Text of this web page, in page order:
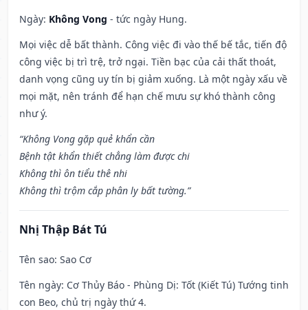
Ngày: Không Vong - tức ngày Hung.
Mọi việc dễ bất thành. Công việc đi vào thế bế tắc, tiến độ
công việc bị trì trệ, trở ngại. Tiền bạc của cải thất thoát,
danh vọng cũng uy tín bị giảm xuống. Là một ngày xấu về
mọi mặt, nên tránh để hạn chế mưu sự khó thành công
như ý.
“Không Vong gặp quẻ khẩn cần
Bệnh tật khẩn thiết chẳng làm được chi
Không thì ôn tiểu thê nhi
Không thì trộm cắp phân ly bất tường.”
Nhị Thập Bát Tú
Tên sao: Sao Cơ
Tên ngày: Cơ Thủy Báo - Phùng Dị: Tốt (Kiết Tú) Tướng tinh
con Beo, chủ trị ngày thứ 4.